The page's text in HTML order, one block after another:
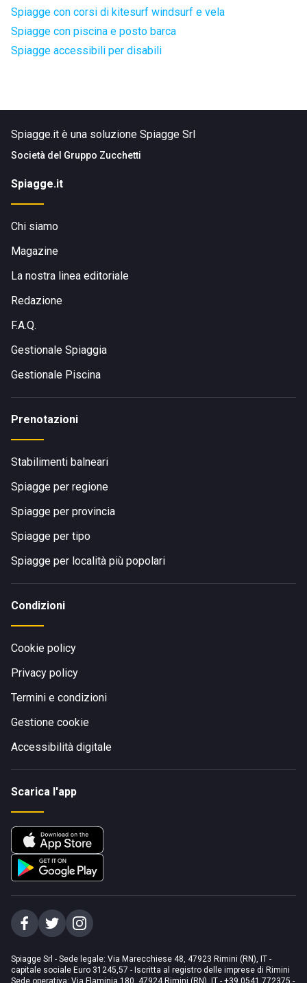
Spiagge con corsi di kitesurf windsurf e vela
Spiagge con piscina e posto barca
Spiagge accessibili per disabili
Spiagge.it è una soluzione Spiagge Srl
Società del Gruppo Zucchetti
Spiagge.it
Chi siamo
Magazine
La nostra linea editoriale
Redazione
F.A.Q.
Gestionale Spiaggia
Gestionale Piscina
Prenotazioni
Stabilimenti balneari
Spiagge per regione
Spiagge per provincia
Spiagge per tipo
Spiagge per località più popolari
Condizioni
Cookie policy
Privacy policy
Termini e condizioni
Gestione cookie
Accessibilità digitale
Scarica l'app
Spiagge Srl - Sede legale: Via Marecchiese 48, 47923 Rimini (RN), IT -
capitale sociale Euro 31245,57 - Iscritta al registro delle imprese di Rimini
Sede operativa: Via Flaminia 180, 47924 Rimini (RN), IT - +39 0541 772375 -